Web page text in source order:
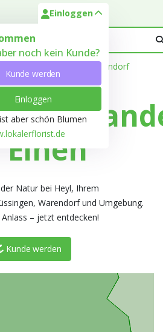
Einloggen
noch kein Kunde?
Kunde werden
Einloggen
aber schön Blumen
Warendorf
Natur bei Heyl, Ihrem
Warendorf und Umgebung.
– jetzt entdecken!
Kunde werden